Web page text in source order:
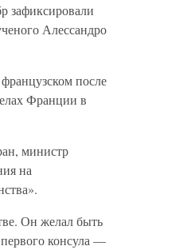
зафиксировали
Алессандро
после
Франции в
министр
на
Он желал быть
консула —